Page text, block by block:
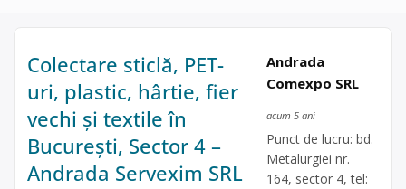
Colectare sticlă, PET-
uri, plastic, hârtie, fier
vechi și textile în
București, Sector 4 –
Andrada Servexim SRL
Andrada
Comexpo SRL
acum 5 ani
Punct de lucru: bd.
Metalurgiei nr.
164, sector 4, tel: